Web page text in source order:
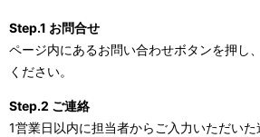
Step.1 お問合せ
ページ内にあるお問い合わせボタンを押し
ください。
Step.2 ご連絡
1営業日以内に担当者からご入力いただい